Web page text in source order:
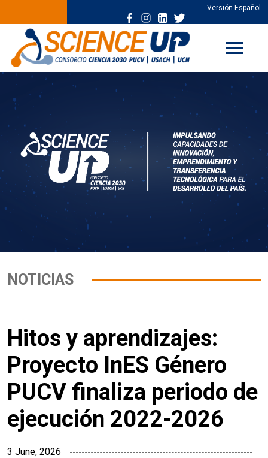
Versión Español
menu
NOTICIAS
Hitos y aprendizajes:
Proyecto InES Género
PUCV finaliza periodo de
ejecución 2022-2026
3 June, 2026